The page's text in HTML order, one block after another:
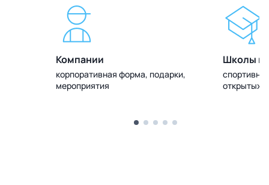
Компании
корпоративная форма, подарки,
мероприятия
Школы и
открытых